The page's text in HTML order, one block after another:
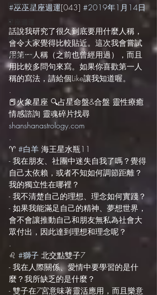
四季心境
星座週運
每日星運
推薦服務
#巫巫星座週運[043] #2019年1月14日
.
話說我研究了很久到底要用什麼人稱，
會令大家覺得比較貼近。這次我會嘗試
用第一人稱（之前也曾經用過），而且
用比較多問句來寫。如果你喜歡第一人
稱的寫法，請給個Like讓我知道喔。
.
📕火象星座 🔍占星命盤&合盤 靈性療癒
情感諮詢 靈魂碎片找尋
shanshanastrology.com
.
♈️ #白羊 海王星水瓶11
- 我在朋友、社團中迷失自我了嗎？覺得
自己太依賴，或者不知如何調節距離？
我的獨立性在哪裡？
- 我不清楚自己的理想、理念如何實踐？
- 如果我能滿足自己的精神、夢想世界，
會不會讓推動自己和朋友無私為社會大
眾付出，因此達到理想和理念呢？
.
♌️ #獅子 北交點雙子7
- 我在人際關係、愛情中要學習的是什
麼？我所缺乏的是什麼？
- 雙子在7宮意味著靈活應用，而且樂意